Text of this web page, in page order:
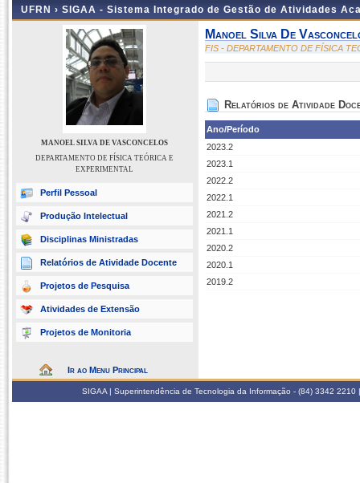
UFRN › SIGAA - Sistema Integrado de Gestão de Atividades
MANOEL SILVA DE VASCONCELOS
DEPARTAMENTO DE FÍSICA TEÓRICA E
EXPERIMENTAL
Perfil Pessoal
Produção Intelectual
Disciplinas Ministradas
Relatórios de Atividade Docente
Projetos de Pesquisa
Atividades de Extensão
Projetos de Monitoria
Ir ao Menu Principal
Manoel Silva De
FIS - DEPARTAMENTO DE FÍSICA
Relatórios de Atividade
Ano/Período
2023.2
2023.1
2022.2
2022.1
2021.2
2021.1
2020.2
2020.1
2019.2
SIGAA | Superintendência de Tecnologia da Informação - (84) 3342